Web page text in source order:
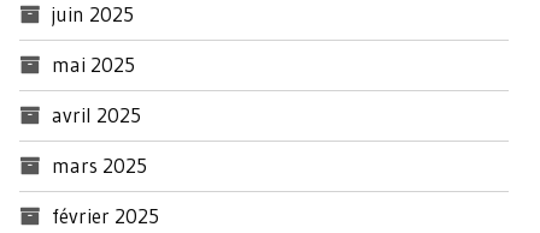
juin 2025
mai 2025
avril 2025
mars 2025
février 2025